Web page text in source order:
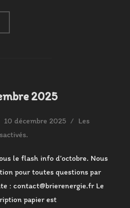
2025
Publié
le
10 décembre 2025
Les
le flash info d’octobre. Nous
pour toutes questions par
: contact@brierenergie.fr Le
papier est